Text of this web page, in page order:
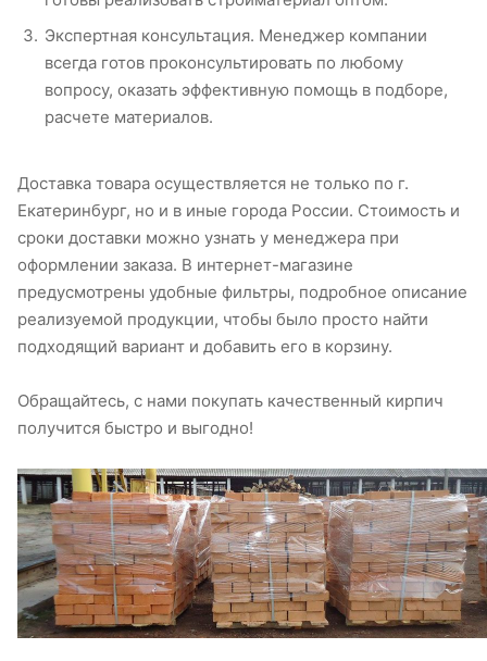
Экспертная консультация. Менеджер компании
всегда готов проконсультировать по любому
вопросу, оказать эффективную помощь в подборе,
расчете материалов.
Доставка товара осуществляется не только по г.
Екатеринбург, но и в иные города России. Стоимость и
сроки доставки можно узнать у менеджера при
оформлении заказа. В интернет-магазине
предусмотрены удобные фильтры, подробное описание
реализуемой продукции, чтобы было просто найти
подходящий вариант и добавить его в корзину.
Обращайтесь, с нами покупать качественный кирпич
получится быстро и выгодно!